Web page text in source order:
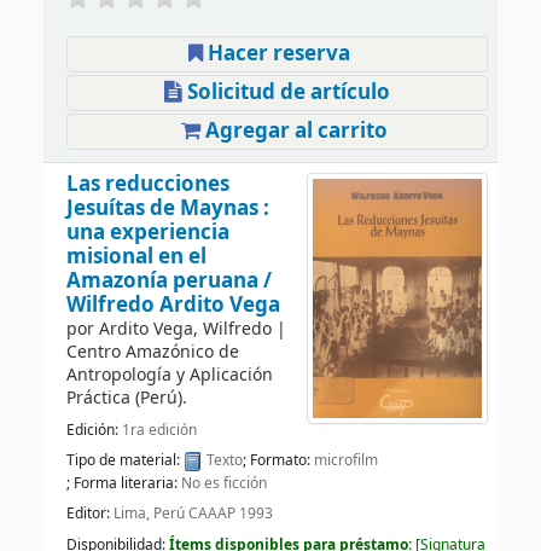
Hacer reserva
Solicitud de artículo
Agregar al carrito
Las reducciones
Jesuítas de Maynas :
una experiencia
misional en el
Amazonía peruana /
Wilfredo Ardito Vega
porArdito Vega, Wilfredo|
Centro Amazónico de
Antropología y Aplicación
Práctica (Perú).
Edición: 1ra edición
Tipo de material:
Texto; Formato: microfilm
; Forma literaria: No es ficción
Editor: Lima, Perú CAAAP 1993
Disponibilidad:Ítems disponibles para préstamo: Signatura